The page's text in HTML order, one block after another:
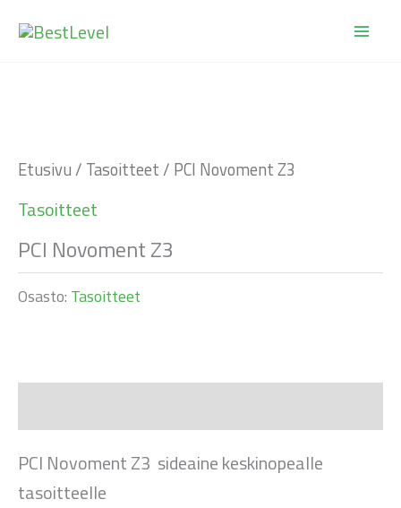
sisältöön
Etusivu/ Tasoitteet/ PCI Novoment Z3
Tasoitteet
PCI Novoment Z3
Osasto: Tasoitteet
PCI Novoment Z3 sideaine keskinopealle
tasoitteelle